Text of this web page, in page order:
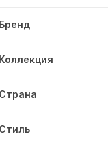
Бренд
Коллекция
Страна
Стиль